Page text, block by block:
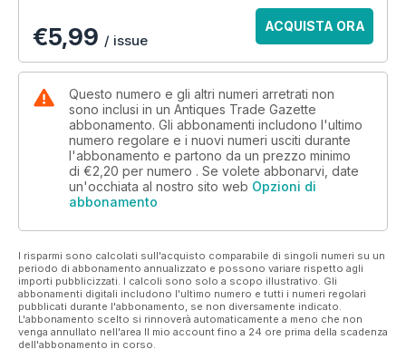
• Previews of the best art and antiques fairs and markets
• Special supplements focusing on specific collecting areas
€5,99 / issue
ACQUISTA ORA
Questo numero e gli altri numeri arretrati non
sono inclusi in un Antiques Trade Gazette
abbonamento. Gli abbonamenti includono l'ultimo
numero regolare e i nuovi numeri usciti durante
l'abbonamento e partono da un prezzo minimo
di €2,20 per numero . Se volete abbonarvi, date
un'occhiata al nostro sito web Opzioni di
abbonamento
I risparmi sono calcolati sull'acquisto comparabile di singoli numeri su un
periodo di abbonamento annualizzato e possono variare rispetto agli
importi pubblicizzati. I calcoli sono solo a scopo illustrativo. Gli
abbonamenti digitali includono l'ultimo numero e tutti i numeri regolari
pubblicati durante l'abbonamento, se non diversamente indicato.
L'abbonamento scelto si rinnoverà automaticamente a meno che non
venga annullato nell'area Il mio account fino a 24 ore prima della scadenza
dell'abbonamento in corso.